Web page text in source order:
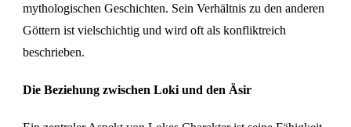
mythologischen Geschichten. Sein Verhältnis zu den anderen
Göttern ist vielschichtig und wird oft als konfliktreich
beschrieben.
Die Beziehung zwischen Loki und den Äsir